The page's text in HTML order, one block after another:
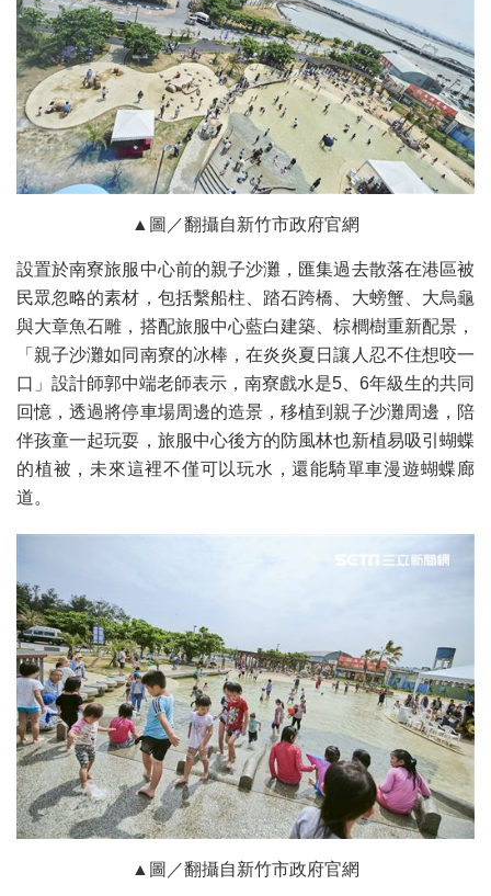
▲圖／翻攝自新竹市政府官網
設置於南寮旅服中心前的親子沙灘，匯集過去散落在港區被
民眾忽略的素材，包括繫船柱、踏石跨橋、大螃蟹、大烏龜
與大章魚石雕，搭配旅服中心藍白建築、棕櫚樹重新配景，
「親子沙灘如同南寮的冰棒，在炎炎夏日讓人忍不住想咬一
口」設計師郭中端老師表示，南寮戲水是5、6年級生的共同
回憶，透過將停車場周邊的造景，移植到親子沙灘周邊，陪
伴孩童一起玩耍，旅服中心後方的防風林也新植易吸引蝴蝶
的植被，未來這裡不僅可以玩水，還能騎單車漫遊蝴蝶廊
道。
▲圖／翻攝自新竹市政府官網